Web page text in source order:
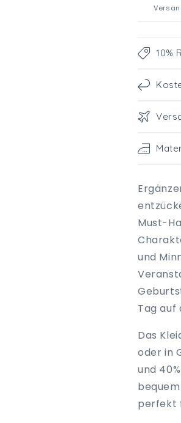
10%
Must-
und
Tag auf
Das
oder in
und
perfekt